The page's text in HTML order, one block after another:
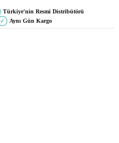
Türkiye'nin Resmi Distribütörü
✓ Aynı Gün Kargo